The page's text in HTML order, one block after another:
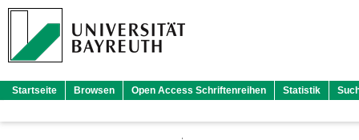
Startseite Browsen Open Access Schriftenreihen Statistik